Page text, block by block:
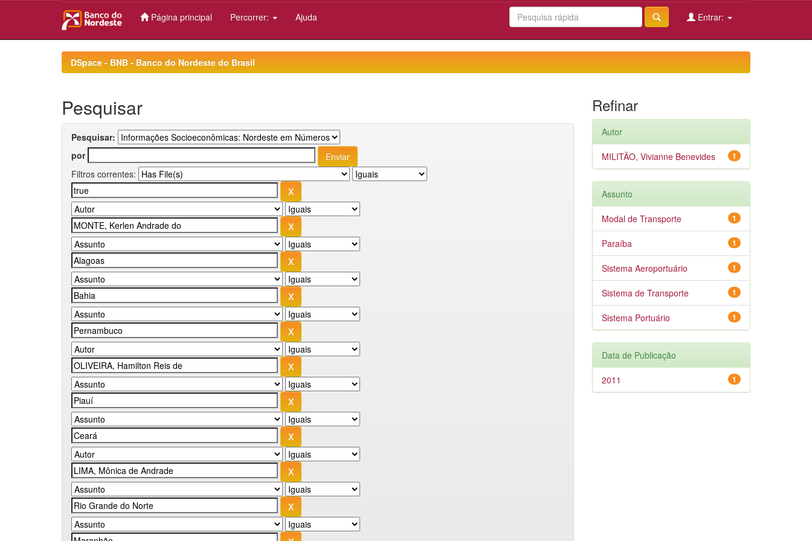
Página principal Percorrer: Ajuda Entrar:
DSpace - BNB - Banco do Nordeste do Brasil
Pesquisar
Pesquisar:
por
Filtros correntes:
Refinar
Autor
1
MILITÃO, Vivianne Benevides
Assunto
1
Modal de Transporte
1
Paraíba
1
Sistema Aeroportuário
1
Sistema de Transporte
1
Sistema Portuário
Data de Publicação
1
2011